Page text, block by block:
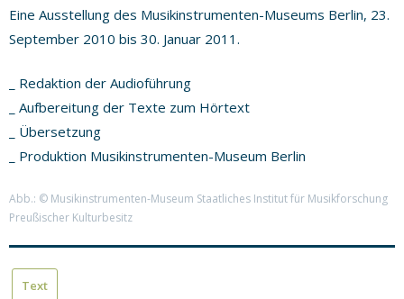
Eine Ausstellung des Musikinstrumenten-Museums Berlin, 23.
September 2010 bis 30. Januar 2011.
_ Redaktion der Audioführung
_ Aufbereitung der Texte zum Hörtext
_ Übersetzung
_ Produktion Musikinstrumenten-Museum Berlin
Abb.: © Musikinstrumenten-Museum Staatliches Institut für Musikforschung
Preußischer Kulturbesitz
Text